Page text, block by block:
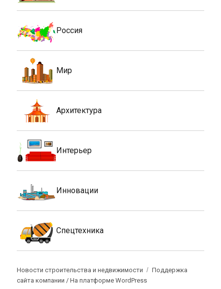
Россия
Мир
Архитектура
Интерьер
Инновации
Спецтехника
Новости строительства и недвижимости
Поддержка
сайта компании /На платформе WordPress